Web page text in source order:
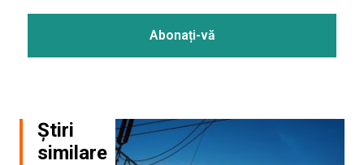
Știri
similare